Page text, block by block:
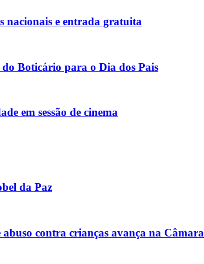
nacionais e entrada gratuita
Boticário para o Dia dos Pais
em sessão de cinema
da Paz
contra crianças avança na Câmara